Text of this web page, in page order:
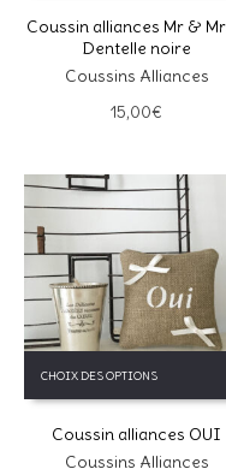
Coussin alliances Mr &
Dentelle noire
Coussins Alliances
15,00€
CHOIX DES OPTIONS
produit
plusieurs
variations.
Coussin alliances OUI
Coussins Alliances